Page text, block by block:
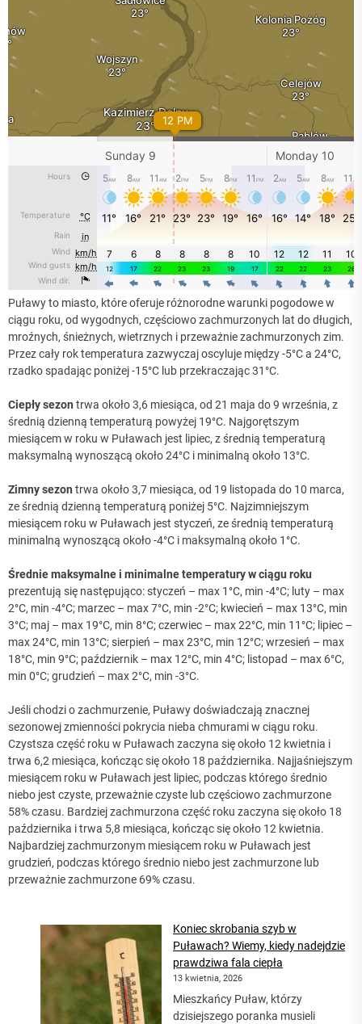
Puławy to miasto, które oferuje różnorodne warunki pogodowe w
ciągu roku, od wygodnych, częściowo zachmurzonych lat do długich,
mroźnych, śnieżnych, wietrznych i przeważnie zachmurzonych zim.
Przez cały rok temperatura zazwyczaj oscyluje między -5°C a 24°C,
rzadko spadając poniżej -15°C lub przekraczając 31°C.
Ciepły sezon trwa około 3,6 miesiąca, od 21 maja do 9 września, z
średnią dzienną temperaturą powyżej 19°C. Najgorętszym
miesiącem w roku w Puławach jest lipiec, z średnią temperaturą
maksymalną wynoszącą około 24°C i minimalną około 13°C.
Zimny sezon trwa około 3,7 miesiąca, od 19 listopada do 10 marca,
ze średnią dzienną temperaturą poniżej 5°C. Najzimniejszym
miesiącem roku w Puławach jest styczeń, ze średnią temperaturą
minimalną wynoszącą około -4°C i maksymalną około 1°C.
Średnie maksymalne i minimalne temperatury w ciągu roku
prezentują się następująco: styczeń – max 1°C, min -4°C; luty – max
2°C, min -4°C; marzec – max 7°C, min -2°C; kwiecień – max 13°C, min
3°C; maj – max 19°C, min 8°C; czerwiec – max 22°C, min 11°C; lipiec –
max 24°C, min 13°C; sierpień – max 23°C, min 12°C; wrzesień – max
18°C, min 9°C; październik – max 12°C, min 4°C; listopad – max 6°C,
min 0°C; grudzień – max 2°C, min -3°C.
Jeśli chodzi o zachmurzenie, Puławy doświadczają znacznej
sezonowej zmienności pokrycia nieba chmurami w ciągu roku.
Czystsza część roku w Puławach zaczyna się około 12 kwietnia i
trwa 6,2 miesiąca, kończąc się około 18 października. Najjaśniejszym
miesiącem roku w Puławach jest lipiec, podczas którego średnio
niebo jest czyste, przeważnie czyste lub częściowo zachmurzone
58% czasu. Bardziej zachmurzona część roku zaczyna się około 18
października i trwa 5,8 miesiąca, kończąc się około 12 kwietnia.
Najbardziej zachmurzonym miesiącem roku w Puławach jest
grudzień, podczas którego średnio niebo jest zachmurzone lub
przeważnie zachmurzone 69% czasu.
Koniec skrobania szyb w
Puławach? Wiemy, kiedy nadejdzie
prawdziwa fala ciepła
13 kwietnia, 2026
Mieszkańcy Puław, którzy
dzisiejszego poranka musieli